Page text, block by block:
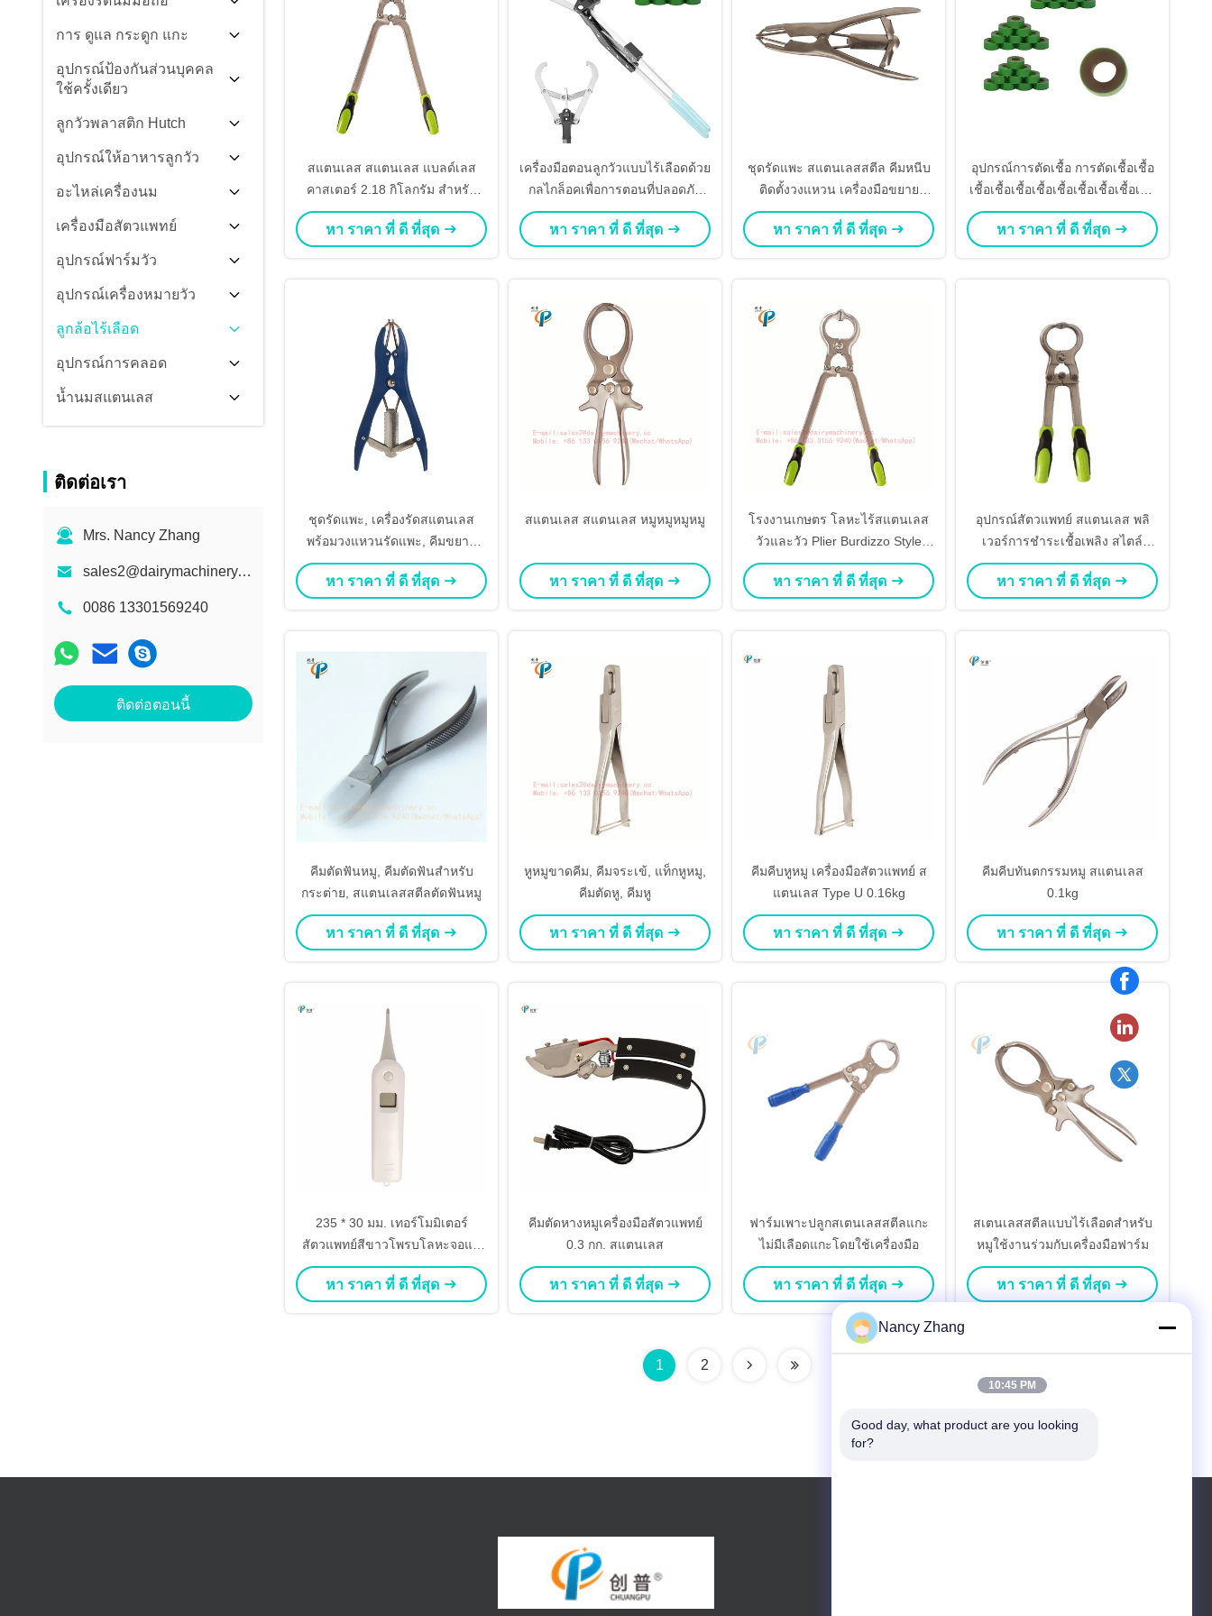
การ ดูแล กระดูก แกะ
อุปกรณ์ป้องกันส่วนบุคคล
ใช้ครั้งเดียว
ลูกวัวพลาสติก Hutch
อุปกรณ์ให้อาหารลูกวัว
อะไหล่เครื่องนม
เครื่องมือสัตวแพทย์
อุปกรณ์ฟาร์มวัว
อุปกรณ์เครื่องหมายวัว
ลูกล้อไร้เลือด
อุปกรณ์การคลอด
น้ำนมสแตนเลส
ติดต่อเรา
Mrs. Nancy Zhang
sales2@dairymachinery.cc
0086 13301569240
ติดต่อตอนนี้
สแตนเลส สแตนเลส แบลด์เลส
คาสเตอร์ 2.18 กิโลกรัม สําหรับ
แกะวัว
หา ราคา ที่ ดี ที่สุด
เครื่องมือตอนลูกวัวแบบไร้เลือดด้วย
กลไกล็อคเพื่อการตอนที่ปลอดภัย
และไม่เจ็บปวด
หา ราคา ที่ ดี ที่สุด
ชุดรัดแพะ สแตนเลสสตีล คีมหนีบ
ติดตั้งวงแหวน เครื่องมือขยาย
บอลลูน
หา ราคา ที่ ดี ที่สุด
อุปกรณ์การตัดเชื้อ การตัดเชื้อเชื้อ
เชื้อเชื้อเชื้อเชื้อเชื้อเชื้อเชื้อเชื้อเชื้อ
เชื้อเชื้อเชื้อเชื้อเชื้อเชื้อเชื้อเชื้อเชื้อ
เชื้อเชื้อเชื้อเชื้อเชื้อเชื้อเชื้อเชื้อ
หา ราคา ที่ ดี ที่สุด
ชุดรัดแพะ, เครื่องรัดสแตนเลส
พร้อมวงแหวนรัดแพะ, คีมขยาย
บอลลูน และวงแหวนรัดสำหรับแพะ
หา ราคา ที่ ดี ที่สุด
สแตนเลส สแตนเลส หมูหมูหมูหมู
หา ราคา ที่ ดี ที่สุด
โรงงานเกษตร โลหะไร้สแตนเลส
วัวและวัว Plier Burdizzo Style
สําหรับการใช้งานทางการศึกษา
หา ราคา ที่ ดี ที่สุด
อุปกรณ์สัตวแพทย์ สแตนเลส พลิ
เวอร์การชําระเชื้อเพลิง สไตล์
Burdizzo ความยาว 32 ซม
หา ราคา ที่ ดี ที่สุด
คีมตัดฟันหมู, คีมตัดฟันสำหรับ
กระต่าย, สแตนเลสสตีลตัดฟันหมู
หา ราคา ที่ ดี ที่สุด
หูหมูขาดคีม, คีมจระเข้, แท็กหูหมู,
คีมตัดหู, คีมหู
หา ราคา ที่ ดี ที่สุด
คีมคีบหูหมู เครื่องมือสัตวแพทย์ ส
แตนเลส Type U 0.16kg
หา ราคา ที่ ดี ที่สุด
คีมคีบทันตกรรมหมู สแตนเลส
0.1kg
หา ราคา ที่ ดี ที่สุด
235 * 30 มม. เทอร์โมมิเตอร์
สัตวแพทย์สีขาวโพรบโลหะจอแส
ดงผล LCD Hd
หา ราคา ที่ ดี ที่สุด
คีมตัดหางหมูเครื่องมือสัตวแพทย์
0.3 กก. สแตนเลส
หา ราคา ที่ ดี ที่สุด
ฟาร์มเพาะปลูกสเตนเลสสตีลแกะ
ไม่มีเลือดแกะโดยใช้เครื่องมือ
หา ราคา ที่ ดี ที่สุด
สเตนเลสสตีลแบบไร้เลือดสำหรับ
หมูใช้งานร่วมกับเครื่องมือฟาร์ม
หา ราคา ที่ ดี ที่สุด
1 2
Nancy Zhang
10:45 PM
Good day, what product are you looking
for?